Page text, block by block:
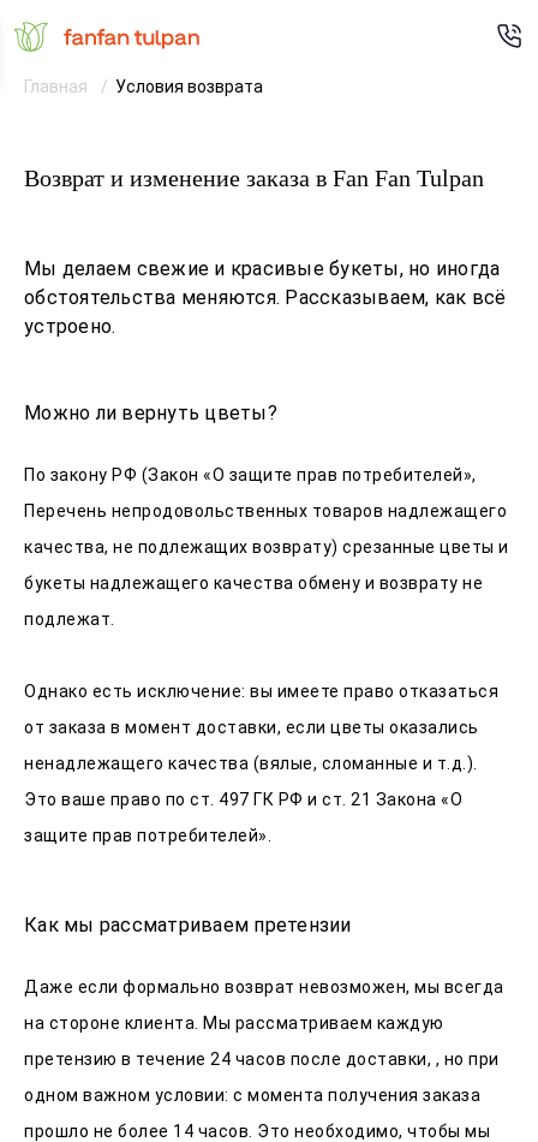
Главная Условия возврата
Возврат и изменение заказа в Fan Fan Tulpan
Мы делаем свежие и красивые букеты, но иногда
обстоятельства меняются. Рассказываем, как всё
устроено.
Можно ли вернуть цветы?
По закону РФ (Закон «О защите прав потребителей»,
Перечень непродовольственных товаров надлежащего
качества, не подлежащих возврату) срезанные цветы и
букеты надлежащего качества обмену и возврату не
подлежат.
Однако есть исключение: вы имеете право отказаться
от заказа в момент доставки, если цветы оказались
ненадлежащего качества (вялые, сломанные и т.д.).
Это ваше право по ст. 497 ГК РФ и ст. 21 Закона «О
защите прав потребителей».
Как мы рассматриваем претензии
Даже если формально возврат невозможен, мы всегда
на стороне клиента. Мы рассматриваем каждую
претензию в течение 24 часов после доставки, , но при
одном важном условии: с момента получения заказа
прошло не более 14 часов. Это необходимо, чтобы мы